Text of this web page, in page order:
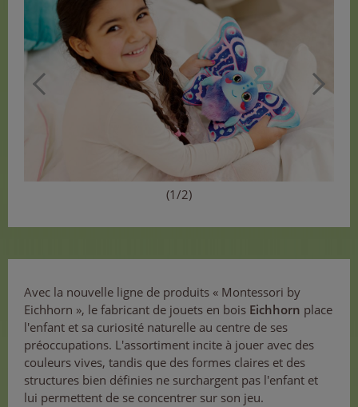
(1/2)
Avec la nouvelle ligne de produits « Montessori by
Eichhorn », le fabricant de jouets en bois Eichhorn place
l'enfant et sa curiosité naturelle au centre de ses
préoccupations. L'assortiment incite à jouer avec des
couleurs vives, tandis que des formes claires et des
structures bien définies ne surchargent pas l'enfant et
lui permettent de se concentrer sur son jeu.